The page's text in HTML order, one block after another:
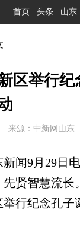
首页 头条 山东
区举行纪
来源：中新网山东
9月29日电
贤智慧流长
行纪念孔子